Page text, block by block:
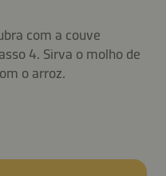
com a couve
4. Sirva o molho de
o arroz.